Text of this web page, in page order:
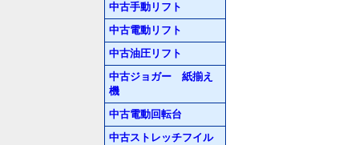
中古手動リフト
中古電動リフト
中古油圧リフト
中古ジョガー 紙揃え
機
中古電動回転台
中古ストレッチフイル